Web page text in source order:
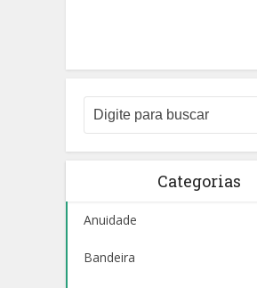
Categorias
Anuidade
Bandeira